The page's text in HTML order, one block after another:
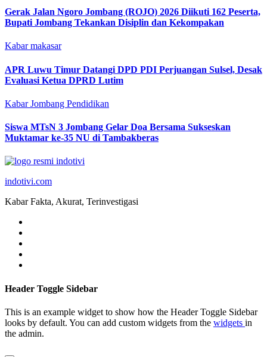
Gerak Jalan Ngoro Jombang (ROJO) 2026 Diikuti 162 Peserta,
Bupati Jombang Tekankan Disiplin dan Kekompakan
Kabar makasar
APR Luwu Timur Datangi DPD PDI Perjuangan Sulsel, Desak
Evaluasi Ketua DPRD Lutim
Kabar Jombang Pendidikan
Siswa MTsN 3 Jombang Gelar Doa Bersama Sukseskan
Muktamar ke-35 NU di Tambakberas
indotivi.com
Kabar Fakta, Akurat, Terinvestigasi
Header Toggle Sidebar
This is an example widget to show how the Header Toggle Sidebar
looks by default. You can add custom widgets from the widgets in
the admin.